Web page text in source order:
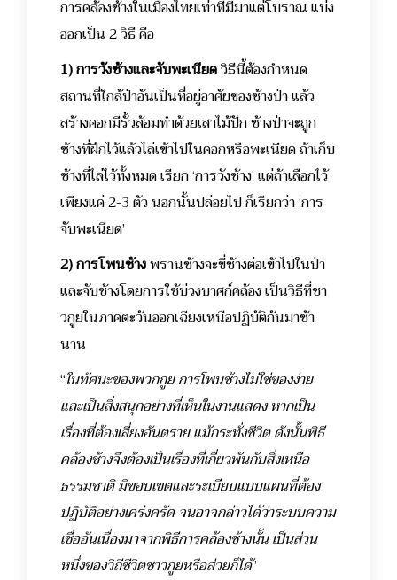
การคล้องช้างในเมืองไทยเท่าที่มีมาแต่โบราณ แบ่ง
ออกเป็น 2 วิธี คือ
1)การวังช้างและจับพะเนียดวิธีนี้ต้องกำหนด
สถานที่ใกล้ป่าอันเป็นที่อยู่อาศัยของช้างป่า แล้ว
สร้างคอกมีรั้วล้อมทำด้วยเสาไม้ปัก ช้างป่าจะถูก
ช้างที่ฝึกไว้แล้วไล่เข้าไปในคอกหรือพะเนียด ถ้าเก็บ
ช้างที่ไล่ไว้ทั้งหมด เรียก ‘การวังช้าง’ แต่ถ้าเลือกไว้
เพียงแค่ 2-3 ตัว นอกนั้นปล่อยไป ก็เรียกว่า ‘การ
จับพะเนียด’
2) การโพนช้างพรานช้างจะขี่ช้างต่อเข้าไปในป่า
และจับช้างโดยการใช้บ่วงบาศก์คล้อง เป็นวิธีที่ชา
วกูยในภาคตะวันออกเฉียงเหนือปฏิบัติกันมาช้า
นาน
“ในทัศนะของพวกกูย การโพนช้างไม่ใช่ของง่าย
และเป็นสิ่งสนุกอย่างที่เห็นในงานแสดง หากเป็น
เรื่องที่ต้องเสี่ยงอันตราย แม้กระทั่งชีวิต ดังนั้นพิธี
คล้องช้างจึงต้องเป็นเรื่องที่เกี่ยวพันกับสิ่งเหนือ
ธรรมชาติ มีขอบเขตและระเบียบแบบแผนที่ต้อง
ปฏิบัติอย่างเคร่งครัด จนอาจกล่าวได้ว่าระบบความ
เชื่ออันเนื่องมาจากพิธีการคล้องช้างนั้น เป็นส่วน
หนึ่งของวิถีชีวิตชาวกูยหรือส่วยก็ได้”